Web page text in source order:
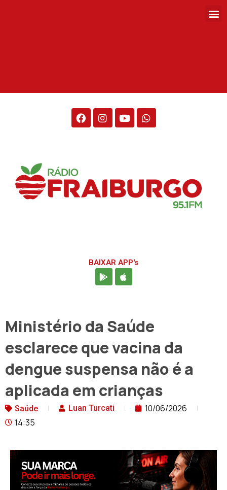
BAIXAR APP's
Ministério da Saúde
esclarece que vacina da
dengue suspensa não é a
aplicada em crianças
Saúde Luan Turcati
10/06/2026
14:35